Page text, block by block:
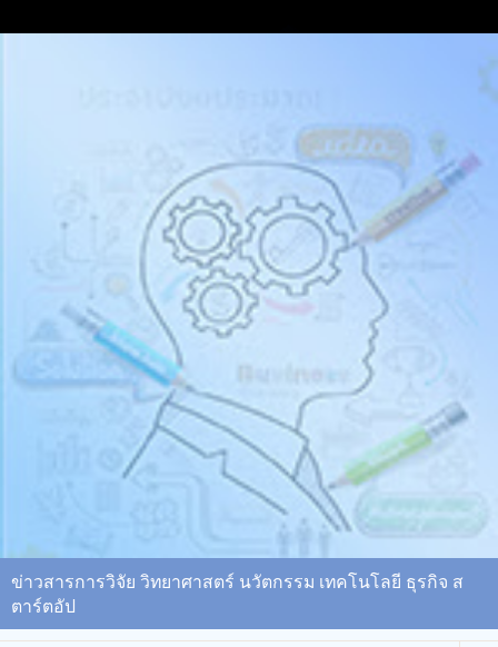
ข่าวสารการวิจัย วิทยาศาสตร์ นวัตกรรม เทคโนโลยี ธุรกิจ ส
ตาร์ตอัป